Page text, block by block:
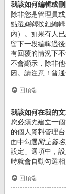
我該如何編輯或
除非您是管理員
點選編輯按鈕編
內）。如果有人
留下一段編輯過
有回覆的情況下
不會顯示，除非
因。請注意！普
回頂端
我該如何在我的
您必須先建立一
的個人資料管理
面中勾選附上簽名
設定」選項中，
時就會自動勾選相
回頂端